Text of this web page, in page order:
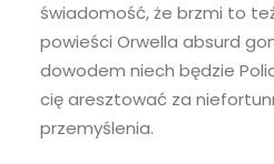
świadomość, że brzmi to
powieści Orwella absurd
dowodem niech będzie
cię aresztować za
przemyślenia.